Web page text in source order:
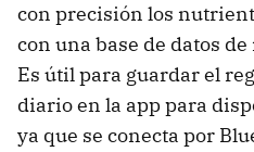
con precisión los
con una base de datos
Es útil para guardar el
diario en la app para
ya que se conecta por